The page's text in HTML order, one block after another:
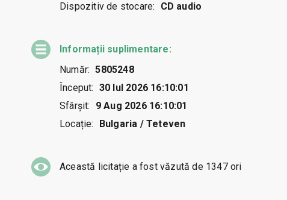
Dispozitiv de stocare:
CD audio
Informații suplimentare:
Număr: 5805248
Început: 30 Iul 2026 16:10:01
Sfârșit:
9 Aug 2026 16:10:01
Locație:
Bulgaria / Teteven
Această licitație a fost văzută de 1347ori